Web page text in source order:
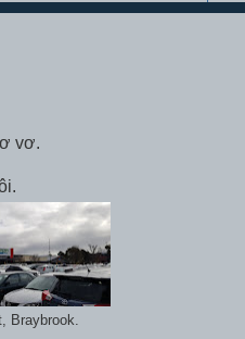
vơ.
Braybrook.